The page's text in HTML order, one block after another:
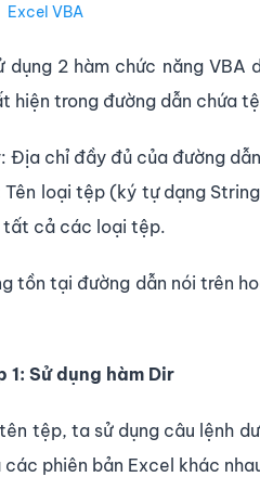
Excel VBA
dụng 2 hàm chức năng
hiện trong đường dẫn chứa
Địa chỉ đầy đủ của đường
Tên loại tệp (ký tự dạng
tất cả các loại tệp.
tồn tại đường dẫn nói trên
1: Sử dụng hàm Dir
tệp, ta sử dụng câu lệnh
phiên bản Excel khác